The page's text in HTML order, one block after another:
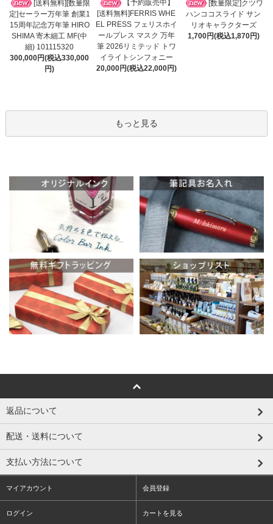
[送料無料][数量限
定]セーラー万年筆 創業1
15周年記念万年筆 HIRO
SHIMA 寄木細工 MF(中
細) 101115320
300,000円(税込330,000
円)
【予約販売中】
[送料無料]FERRIS WHE
EL PRESS フェリスホイ
ールプレス マスク 万年
筆 2026リミテッド トワ
イライトシンフォニー
20,000円(税込22,000円)
[数量限定]クツワ
ハンココスライド サン
リオキャラクターズ
1,700円(税込1,870円)
もっと見る
返品について
配送・送料について
支払い方法について
マイアカウント 会員登録
ログイン カートを見る